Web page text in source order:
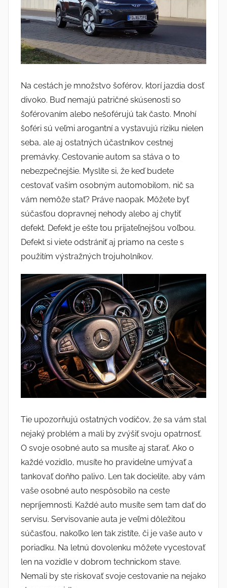
Na cestách je množstvo šoférov, ktorí jazdia dosť
divoko. Buď nemajú patričné skúsenosti so
šoférovaním alebo nešoférujú tak často. Mnohí
šoféri sú veľmi arogantní a vystavujú riziku nielen
seba, ale aj ostatných účastníkov cestnej
premávky. Cestovanie autom sa stáva o to
nebezpečnejšie. Myslíte si, že keď budete
cestovať vašim osobným automobilom, nič sa
vám nemôže stať? Práve naopak. Môžete byť
súčasťou dopravnej nehody alebo aj chytiť
defekt. Defekt je ešte tou prijateľnejšou voľbou.
Defekt si viete odstrániť aj priamo na ceste s
použitím výstražných trojuholníkov.
Tie upozorňujú ostatných vodičov, že sa vám stal
nejaký problém a mali by zvýšiť svoju opatrnosť.
O svoje osobné auto sa musíte aj starať. Ako o
každé vozidlo, musíte ho pravidelne umývať a
tankovať doňho palivo. Len tak docielite, aby vám
vaše osobné auto nespôsobilo na ceste
nepríjemnosti. Každé auto musíte sem tam dať do
servisu. Servisovanie auta je veľmi dôležitou
súčasťou, nakoľko len tak zistíte, či je vaše auto v
poriadku. Na letnú dovolenku môžete vycestovať
len na vozidle v dobrom technickom stave.
Nemali by ste riskovať svoje cestovanie na nejako